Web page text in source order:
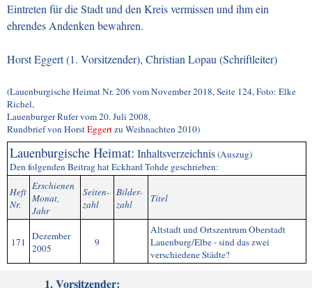
Eintreten für die Stadt und den Kreis vermissen und ihm ein
ehrendes Andenken bewahren.
Horst Eggert (1. Vorsitzender), Christian Lopau (Schriftleiter)
(Lauenburgische Heimat Nr. 206 vom November 2018, Seite 124,Foto: Elke
Richel,
Lauenburger Rufer vom 20. Juli 2008,
Rundbrief von HorstEggertzu Weihnachten 2010)
Lauenburgische Heimat: Inhaltsverzeichnis(Auszug)
Den folgenden Beitrag hat Eckhard Tohde geschrieben:
Heft
Nr.
Erschienen
Monat,
Jahr
Seiten-
zahl
Bilder-
zahl
Titel
171
Dezember
2005
9
Altstadt und Ortszentrum Oberstadt
Lauenburg/Elbe - sind das zwei
verschiedene Städte?
1. Vorsitzender: